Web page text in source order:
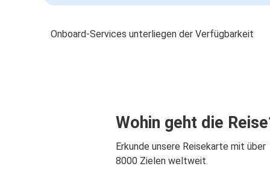
Onboard-Services unterliegen der Verfügbarkeit
Wohin geht die
Erkunde unsere Reisekarte mit über
8000 Zielen weltweit.